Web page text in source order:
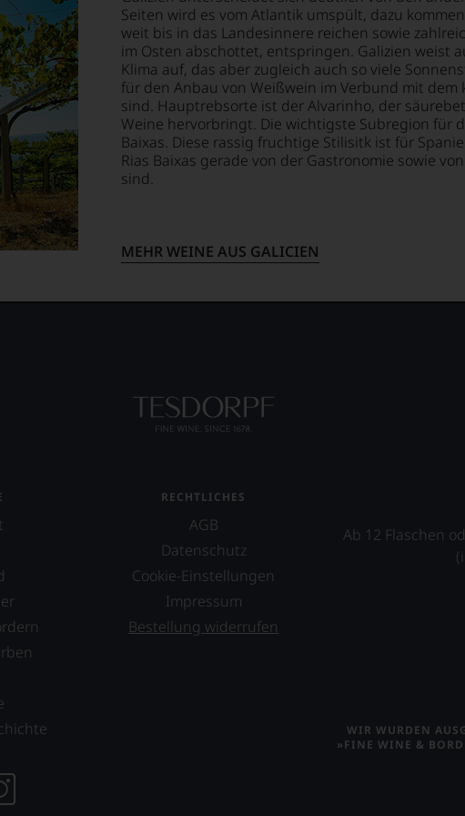
Seiten wird es vom Atlantik umspült, dazu
weit bis in das Landesinnere reichen sowie
im Osten abschottet, entspringen. Galizien weist
Klima auf, das aber zugleich auch so viele
für den Anbau von Weißwein im Verbund mit
sind. Hauptrebsorte ist der Alvarinho, der
Weine hervorbringt. Die wichtigste Subregion für
Baixas. Diese rassig fruchtige Stilisitk ist für
Rias Baixas gerade von der Gastronomie sowie
sind.
MEHR WEINE AUS GALICIEN
RECHTLICHES
AGB
Datenschutz
Cookie-Einstellungen
Impressum
Bestellung widerrufen
Ab 12 Flaschen
WIR WURDEN
»FINE WINE &